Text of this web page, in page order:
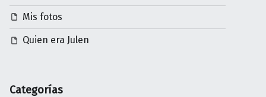
Mis fotos
Quien era Julen
Categorías